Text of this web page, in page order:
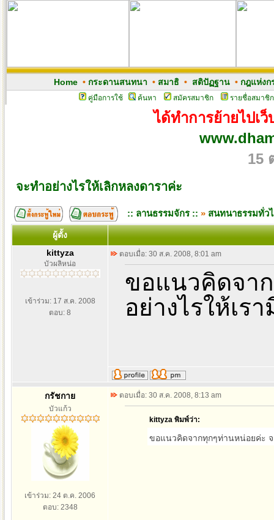
Home• กระดานสนทนา • สมาธิ• สติปัฏฐาน• กฎแห่งก
คู่มือการใช้ ค้นหา สมัครสมาชิก รายชื่อสมาชิก
ได้ทำการย้ายไปเ
15
จะทำอย่างไรให้เลิกหลงดาราค่ะ
:: ลานธรรมจักร :: » สนทนาธรรมทั่ว
ผู้ตั้ง
kittyza
บัวผลิหน่อ
เข้าร่วม: 17 ส.ค. 2008
ตอบ: 8
ตอบเมื่อ: 30 ส.ค. 2008, 8:01 am
ขอแนวคิดจา
อย่างไรให้เ
กรัชกาย
บัวแก้ว
เข้าร่วม: 24 ต.ค. 2006
ตอบ: 2348
ตอบเมื่อ: 30 ส.ค. 2008, 8:13 am
kittyza พิมพ์ว่า:
ขอแนวคิดจากทุกๆท่านหน่อยค่ะ